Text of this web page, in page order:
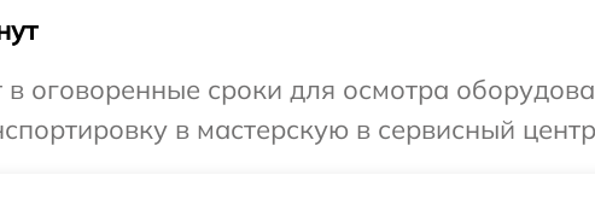
оговоренные сроки для осмотра
в мастерскую в сервисный